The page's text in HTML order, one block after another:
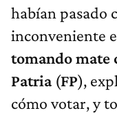
habían pasado
inconveniente
tomando mate
Patria (FP),
cómo votar, y